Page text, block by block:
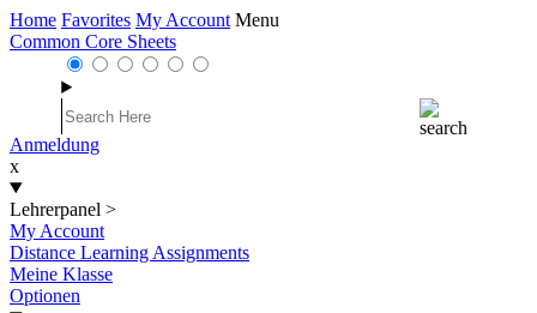
Home Favorites My Account Menu
Common Core Sheets
Anmeldung
x
Lehrerpanel >
My Account
Distance Learning Assignments
Meine Klasse
Optionen